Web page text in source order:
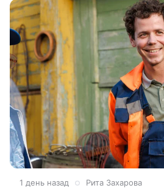
1 день назад Рита Захарова